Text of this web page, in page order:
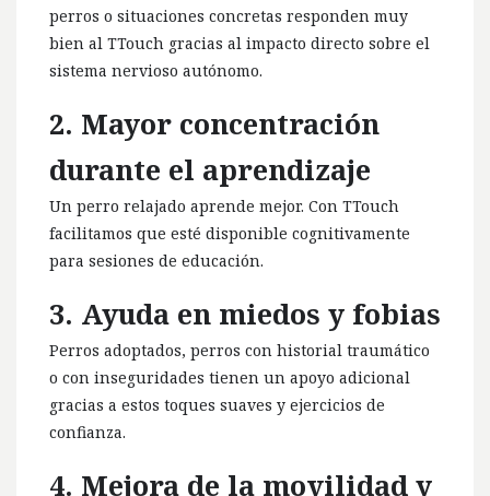
perros o situaciones concretas responden muy
bien al TTouch gracias al impacto directo sobre el
sistema nervioso autónomo.
2. Mayor concentración
durante el aprendizaje
Un perro relajado aprende mejor. Con TTouch
facilitamos que esté disponible cognitivamente
para sesiones de educación.
3. Ayuda en miedos y fobias
Perros adoptados, perros con historial traumático
o con inseguridades tienen un apoyo adicional
gracias a estos toques suaves y ejercicios de
confianza.
4. Mejora de la movilidad y